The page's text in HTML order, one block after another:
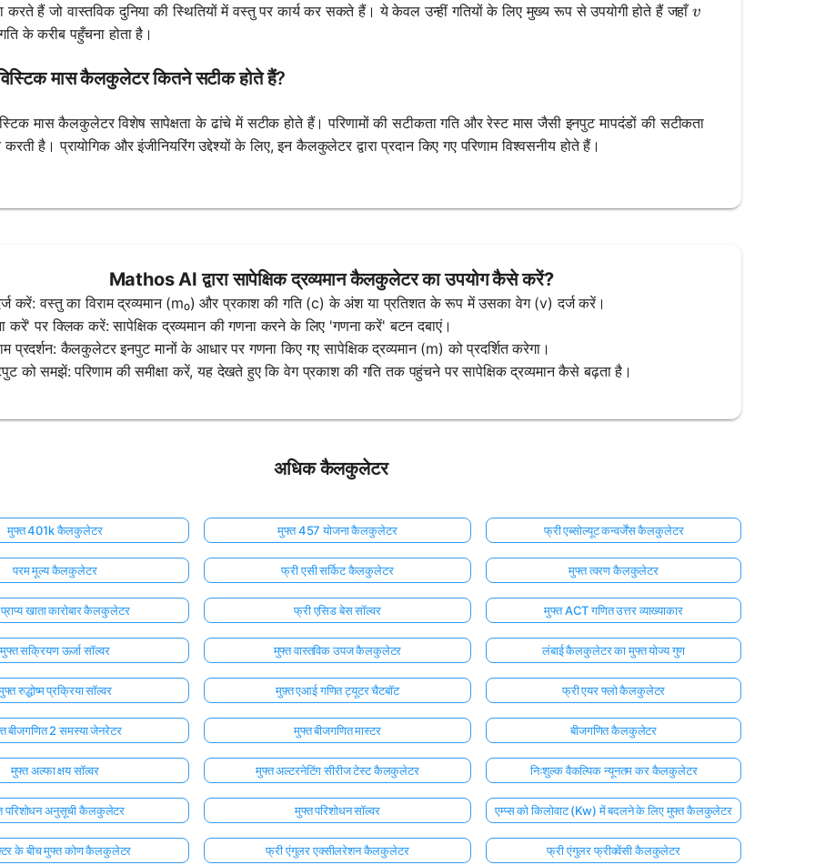
करते हैं जो वास्तविक दुनिया की स्थितियों में वस्तु पर कार्य कर सकते हैं। ये केवल उन्हीं गतियों के लिए मुख्य रूप से उपयोगी होते हैं जहाँv
v
के करीब पहुँचना होता है।
मास कैलकुलेटर कितने सटीक होते हैं?
मास कैलकुलेटर विशेष सापेक्षता के ढांचे में सटीक होते हैं। परिणामों की सटीकता गति और रेस्ट मास जैसी इनपुट मापदंडों की सटीकता
करती है। प्रायोगिक और इंजीनियरिंग उद्देश्यों के लिए, इन कैलकुलेटर द्वारा प्रदान किए गए परिणाम विश्वसनीय होते हैं।
Mathos AI द्वारा सापेक्षिक द्रव्यमान कैलकुलेटर का उपयोग कैसे करें?
करें: वस्तु का विराम द्रव्यमान (m₀) और प्रकाश की गति (c) के अंश या प्रतिशत के रूप में उसका वेग (v) दर्ज करें।
करें' पर क्लिक करें: सापेक्षिक द्रव्यमान की गणना करने के लिए 'गणना करें' बटन दबाएं।
प्रदर्शन: कैलकुलेटर इनपुट मानों के आधार पर गणना किए गए सापेक्षिक द्रव्यमान (m) को प्रदर्शित करेगा।
को समझें: परिणाम की समीक्षा करें, यह देखते हुए कि वेग प्रकाश की गति तक पहुंचने पर सापेक्षिक द्रव्यमान कैसे बढ़ता है।
अधिक कैलकुलेटर
मुफ्त 401k कैलकुलेटर मुफ्त 457 योजना कैलकुलेटर फ्री एब्सोल्यूट कन्वर्जेंस कैलकुलेटर
परम मूल्य कैलकुलेटर फ्री एसी सर्किट कैलकुलेटर मुफ्त त्वरण कैलकुलेटर
खाता कारोबार कैलकुलेटर फ्री एसिड बेस सॉल्वर मुफ्त ACT गणित उत्तर व्याख्याकार
मुफ्त सक्रियण ऊर्जा सॉल्वर मुफ्त वास्तविक उपज कैलकुलेटर लंबाई कैलकुलेटर का मुफ्त योज्य गुण
रुद्धोष्म प्रक्रिया सॉल्वर मुफ़्त एआई गणित ट्यूटर चैटबॉट फ्री एयर फ्लो कैलकुलेटर
बीजगणित 2 समस्या जेनरेटर मुफ्त बीजगणित मास्टर बीजगणित कैलकुलेटर
मुफ्त अल्फा क्षय सॉल्वर मुफ्त अल्टरनेटिंग सीरीज टेस्ट कैलकुलेटर निःशुल्क वैकल्पिक न्यूनतम कर कैलकुलेटर
परिशोधन अनुसूची कैलकुलेटर मुफ्त परिशोधन सॉल्वर एम्प्स को किलोवाट (Kw) में बदलने के लिए मुफ्त कैलकुलेटर
के बीच मुफ्त कोण कैलकुलेटर फ्री एंगुलर एक्सीलरेशन कैलकुलेटर फ्री एंगुलर फ्रीक्वेंसी कैलकुलेटर